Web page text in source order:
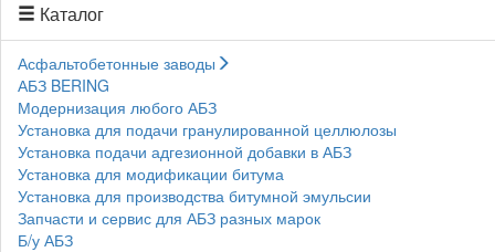
Каталог
Асфальтобетонные заводы
АБЗ BERING
Модернизация любого АБЗ
Установка для подачи гранулированной целлюлозы
Установка подачи адгезионной добавки в АБЗ
Установка для модификации битума
Установка для производства битумной эмульсии
Запчасти и сервис для АБЗ разных марок
Б/у АБЗ